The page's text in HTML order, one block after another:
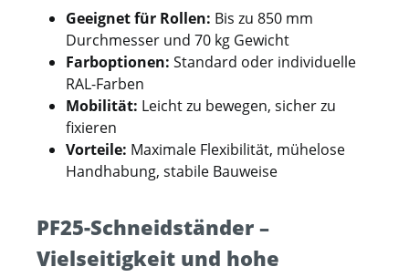
Geeignet für Rollen: Bis zu 850 mm
Durchmesser und 70 kg Gewicht
Farboptionen: Standard oder individuelle
RAL-Farben
Mobilität: Leicht zu bewegen, sicher zu
fixieren
Vorteile: Maximale Flexibilität, mühelose
Handhabung, stabile Bauweise
PF25-Schneidständer –
Vielseitigkeit und hohe